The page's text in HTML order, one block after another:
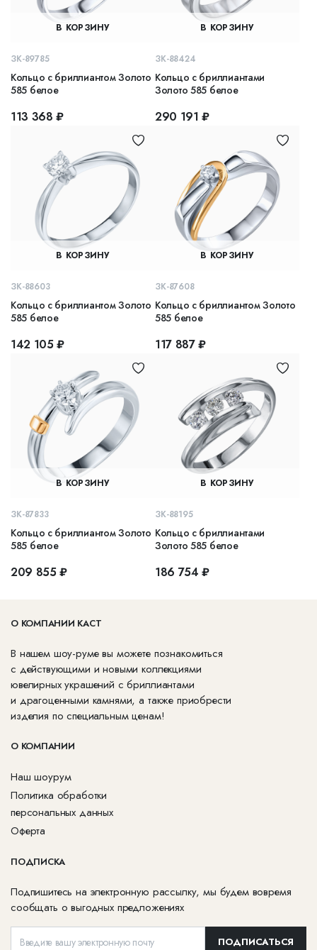
В КОРЗИНУ
ЗК-89785
Кольцо с бриллиантом Золото
585 белое
113 368 ₽
В КОРЗИНУ
ЗК-88424
Кольцо с бриллиантами
Золото 585 белое
290 191 ₽
В КОРЗИНУ
ЗК-88603
Кольцо с бриллиантом Золото
585 белое
142 105 ₽
В КОРЗИНУ
ЗК-87608
Кольцо с бриллиантом Золото
585 белое
117 887 ₽
В КОРЗИНУ
ЗК-87833
Кольцо с бриллиантом Золото
585 белое
209 855 ₽
В КОРЗИНУ
ЗК-88195
Кольцо с бриллиантами
Золото 585 белое
186 754 ₽
О КОМПАНИИ КАСТ
В нашем шоу-руме вы можете познакомиться
с действующими и новыми коллекциями
ювелирных украшений с бриллиантами
и драгоценными камнями, а также приобрести
изделия по специальным ценам!
О КОМПАНИИ
Наш шоурум
Политика обработки
персональных данных
Оферта
ПОДПИСКА
Подпишитесь на электронную рассылку, мы будем вовремя
сообщать о выгодных предложениях
ПОДПИСАТЬСЯ